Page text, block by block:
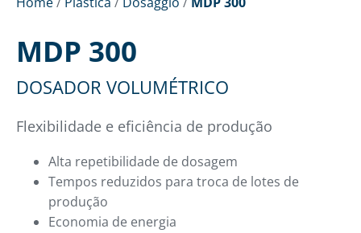
MDP 300
DOSADOR VOLUMÉTRICO
Flexibilidade e eficiência de produção
Alta repetibilidade de dosagem
Tempos reduzidos para troca de lotes de
produção
Economia de energia